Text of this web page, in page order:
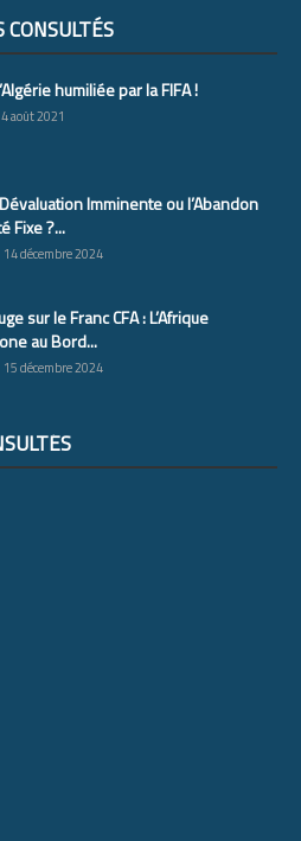
CONSULTÉS
humiliée par la FIFA !
août 2021
Imminente ou l’Abandon
Fixe ?...
14 décembre 2024
sur le Franc CFA : L’Afrique
au Bord...
15 décembre 2024